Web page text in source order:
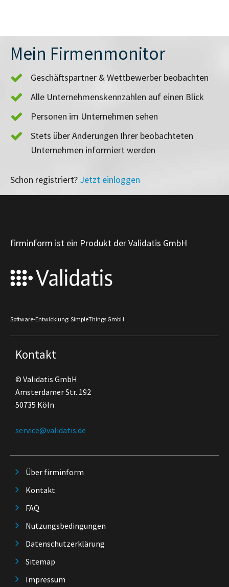
Mein Firmenmonitor
Geschäftspartner & Wettbewerber beobachten
Alle Unternehmenskennzahlen auf einen Blick
Personen im Unternehmen sehen
Stets über Änderungen Ihrer beobachteten
Unternehmen informiert werden
Schon registriert? Jetzt einloggen
firminform ist ein Produkt der Validatis GmbH
Software-Entwicklung: SimpleThings GmbH
Kontakt
© Validatis GmbH
Amsterdamer Str. 192
50735 Köln
service@validatis.de
Über firminform
Kontakt
FAQ
Nutzungsbedingungen
Datenschutzerklärung
Sitemap
Impressum